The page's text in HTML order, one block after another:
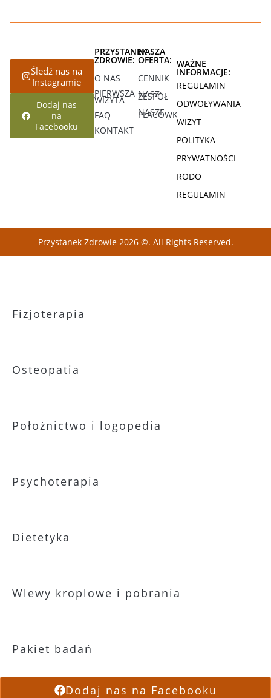
Śledź nas na
Instagramie
Dodaj nas
na
Facebooku
PRZYSTANEK
ZDROWIE:
O NAS
PIERWSZA
WIZYTA
FAQ
KONTAKT
NASZA
OFERTA:
CENNIK
NASZ
ZESPÓŁ
NASZE
PLACÓWKI
WAŻNE
INFORMACJE:
REGULAMIN
ODWOŁYWANIA
WIZYT
POLITYKA
PRYWATNOŚCI
RODO
REGULAMIN
Przystanek Zdrowie 2026 ©. All Rights Reserved.
Fizjoterapia
Osteopatia
Położnictwo i logopedia
Psychoterapia
Dietetyka
Wlewy kroplowe i pobrania
Pakiet badań
Dodaj nas na Facebooku